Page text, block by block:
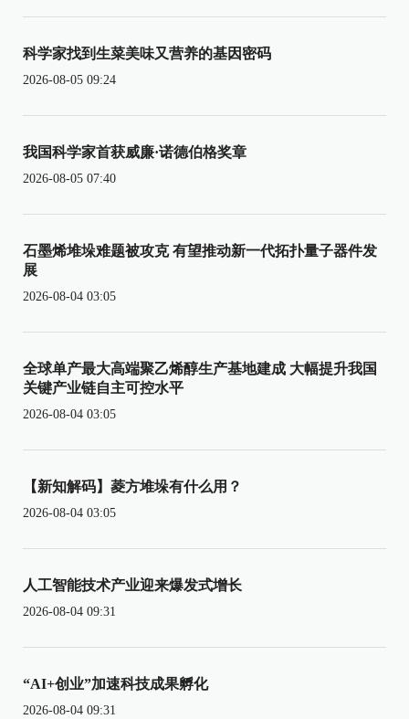
科学家找到生菜美味又营养的基因密码
2026-08-05 09:24
我国科学家首获威廉·诺德伯格奖章
2026-08-05 07:40
石墨烯堆垛难题被攻克 有望推动新一代拓扑量子器件发
展
2026-08-04 03:05
全球单产最大高端聚乙烯醇生产基地建成 大幅提升我国
关键产业链自主可控水平
2026-08-04 03:05
【新知解码】菱方堆垛有什么用？
2026-08-04 03:05
人工智能技术产业迎来爆发式增长
2026-08-04 09:31
“AI+创业”加速科技成果孵化
2026-08-04 09:31